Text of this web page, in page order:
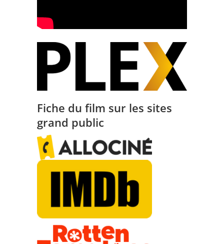
Fiche du film sur les sites
grand public